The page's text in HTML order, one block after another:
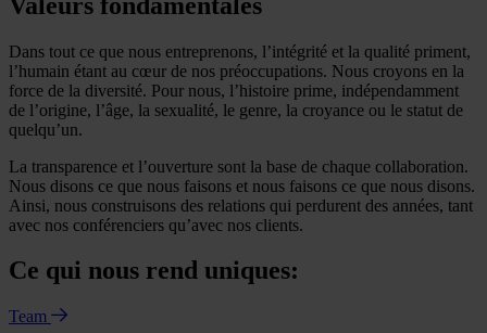
Dans tout ce que nous entreprenons, l’intégrité et la qualité priment,
l’humain étant au cœur de nos préoccupations. Nous croyons en la
force de la diversité. Pour nous, l’histoire prime, indépendamment
de l’origine, l’âge, la sexualité, le genre, la croyance ou le statut de
quelqu’un.
La transparence et l’ouverture sont la base de chaque collaboration.
Nous disons ce que nous faisons et nous faisons ce que nous disons.
Ainsi, nous construisons des relations qui perdurent des années, tant
avec nos conférenciers qu’avec nos clients.
Ce qui nous rend uniques:
Team